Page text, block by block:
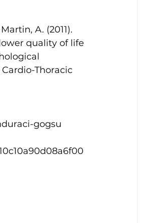
A. (2011).
quality of life
Thoracic
gogsu